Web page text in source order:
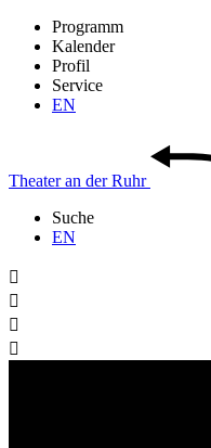
Programm
Kalender
Profil
Service
EN
Theateran derRuhr
Suche
EN



